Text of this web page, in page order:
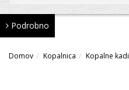
Podrobno
Domov Kopalnica Kopalne kadi